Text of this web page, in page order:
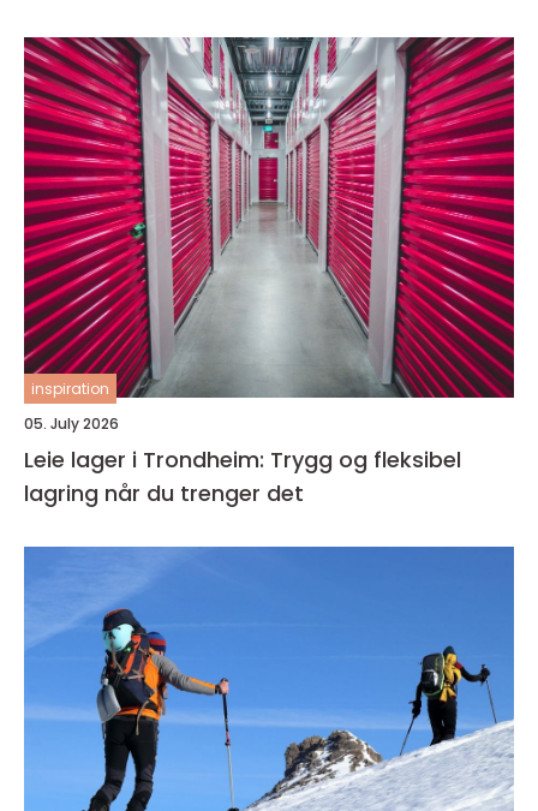
inspiration
05. July 2026
Leie lager i Trondheim: Trygg og fleksibel
lagring når du trenger det